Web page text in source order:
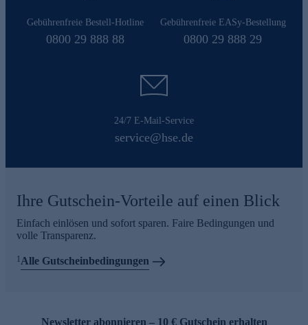
Gebührenfreie Bestell-Hotline
0800 29 888 88
Gebührenfreie EASy-Bestellung
0800 29 888 29
24/7 E-Mail-Service
service@hse.de
Ihre Gutschein-Vorteile auf einen Blick
Einfach einlösen und sofort sparen. Faire Bedingungen und
volle Transparenz.
1 Alle Gutscheinbedingungen
Newsletter abonnieren – 10 € Gutschein erhalten